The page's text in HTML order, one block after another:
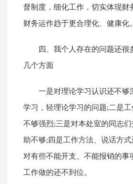
督制度，细化工作，切实体现财
财务运作趋于更合理化、健康化。
四、我个人存在的问题还很
几个方面
一是对理论学习认识还不够
学习，轻理论学习的问题;二是
不够强烈;三是对本处室的同志
助不够;四是工作方法、说话方
对有些不能开支、不能报销的事
工作做的还不到位。